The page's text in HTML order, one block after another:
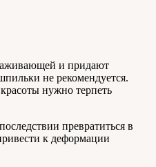
и придают
не рекомендуется.
нужно терпеть
превратиться в
к деформации